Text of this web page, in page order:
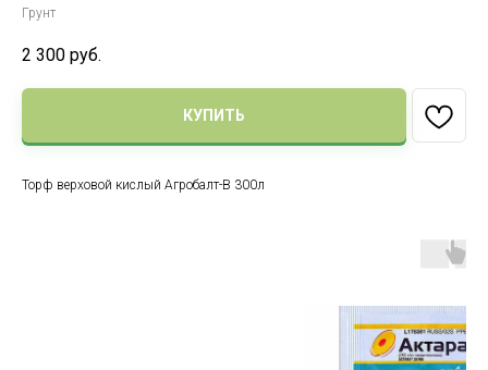
Грунт
2 300 руб.
КУПИТЬ
Торф верховой кислый Агробалт-В 300л